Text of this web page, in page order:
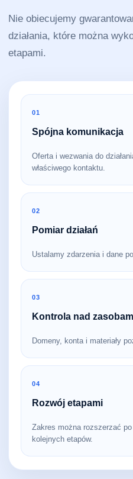
Nie obiecujemy
działania, które można
etapami.
01
Spójna komunikacja
Oferta i wezwania do
właściwego kontaktu.
02
Pomiar działań
Ustalamy zdarzenia i dane
03
Kontrola nad
Domeny, konta i materiały
04
Rozwój etapami
Zakres można rozszerzać
kolejnych etapów.